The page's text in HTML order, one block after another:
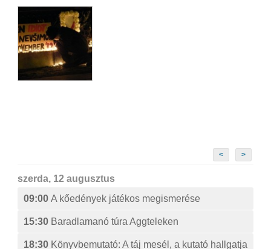
< >
szerda, 12 augusztus
09:00 A kőedények játékos megismerése
15:30 Baradlamanó túra Aggteleken
18:30 Könyvbemutató: A táj mesél, a kutató hallgatja